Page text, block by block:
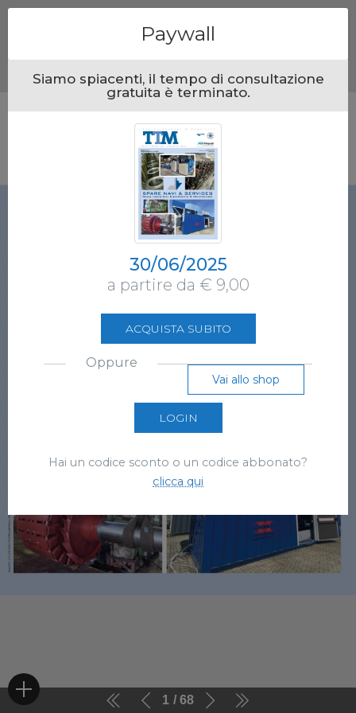
1 68
Paywall
Siamo spiacenti, il tempo di consultazione
gratuita è terminato.
30/06/2025
a partire da € 9,00
ACQUISTA SUBITO
Oppure
Vai allo shop
LOGIN
Hai un codice sconto o un codice abbonato?
clicca qui